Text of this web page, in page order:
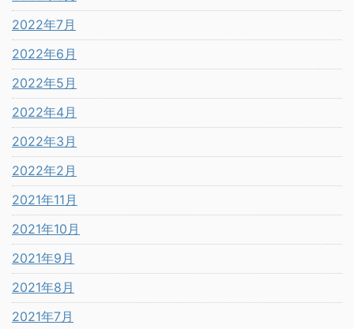
2022年7月
2022年6月
2022年5月
2022年4月
2022年3月
2022年2月
2021年11月
2021年10月
2021年9月
2021年8月
2021年7月